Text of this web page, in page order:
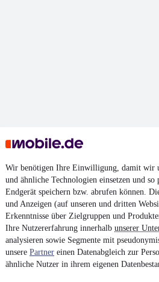
Wir benötigen Ihre Einwilligung, damit wir
und ähnliche Technologien einsetzen und
Endgerät speichern bzw. abrufen können.
und Anzeigen (auf unseren und dritten
Erkenntnisse über Zielgruppen und
Ihre Nutzererfahrung innerhalb unserer
analysieren sowie Segmente mit
unsere Partner einen Datenabgleich zur
ähnliche Nutzer in ihrem eigenen